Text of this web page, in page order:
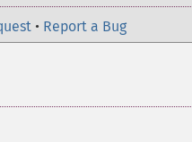
• Report a Bug